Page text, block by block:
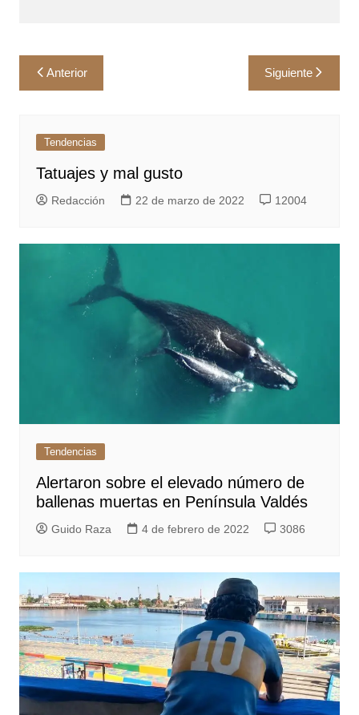
Navegación
de
Anterior Siguiente
Tendencias
Tatuajes y mal gusto
Redacción 22 de marzo de 2022 12004
Tendencias
Alertaron sobre el elevado número de
ballenas muertas en Península Valdés
Guido Raza 4 de febrero de 2022 3086